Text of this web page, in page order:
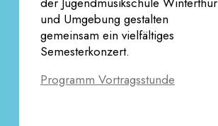
und Umgebung gestalten
gemeinsam ein vielfältiges
Semesterkonzert.
Programm Vortragsstunde